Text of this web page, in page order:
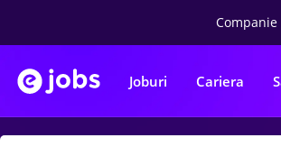
Companie
Joburi Cariera